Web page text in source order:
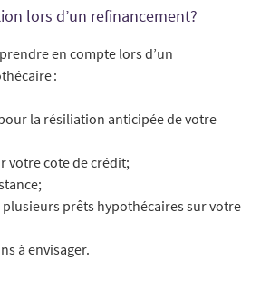
lors d’un refinancement?
en compte lors d’un
:
la résiliation anticipée de votre
votre cote de crédit;
plusieurs prêts hypothécaires sur votre
à envisager.